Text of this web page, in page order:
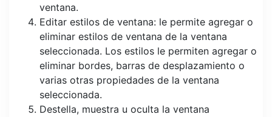
ventana.
Editar estilos de ventana: le permite agregar o
eliminar estilos de ventana de la ventana
seleccionada. Los estilos le permiten agregar o
eliminar bordes, barras de desplazamiento o
varias otras propiedades de la ventana
seleccionada.
Destella, muestra u oculta la ventana